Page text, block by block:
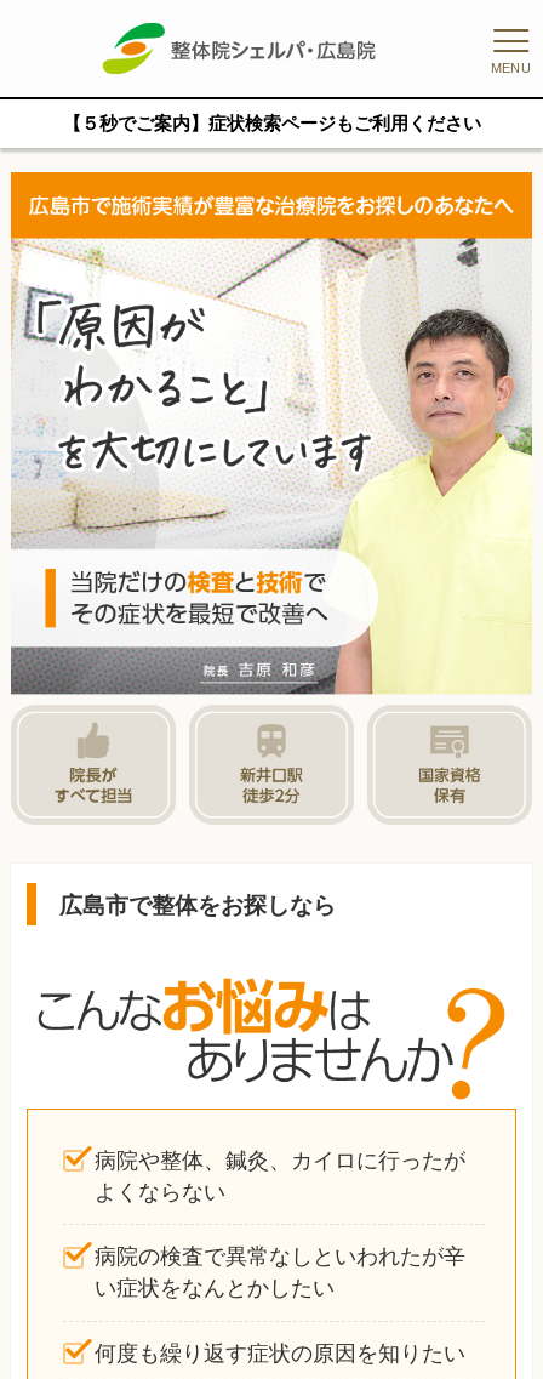
MENU
【５秒でご案内】症状検索ページもご利用ください
広島市で整体をお探しなら
病院や整体、鍼灸、カイロに行ったが
よくならない
病院の検査で異常なしといわれたが辛
い症状をなんとかしたい
何度も繰り返す症状の原因を知りたい